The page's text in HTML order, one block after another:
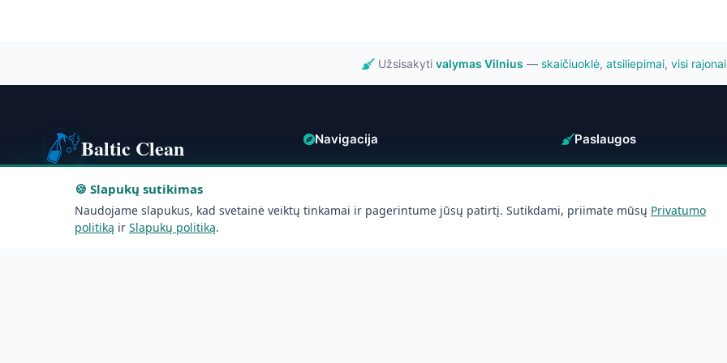
Užsisakyti valymas Vilnius — skaičiuoklė, atsiliepimai, visi rajonai
Baltic Clean
Profesionalus valymas Vilniuje ir Vilniaus
rajone nuo 2018 m.
booking@balticclean.lt
Navigacija Paslaugos
🍪 Slapukų sutikimas
Naudojame slapukus, kad svetainė veiktų tinkamai ir pagerintume jūsų patirtį. Sutikdami, priimate mūsų Privatumo
politiką ir Slapukų politiką.